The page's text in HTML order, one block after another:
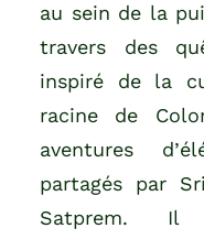
au sein de la
travers des
inspiré de la
racine de
aventures
partagés par
Satprem. Il